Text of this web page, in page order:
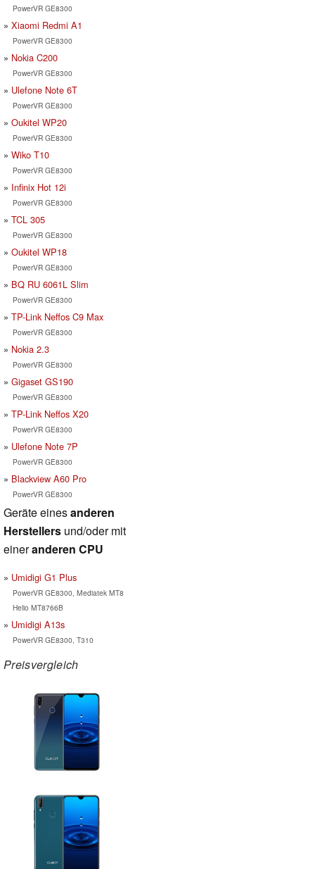
PowerVR GE8300
Xiaomi Redmi A1
PowerVR GE8300
Nokia C200
PowerVR GE8300
Ulefone Note 6T
PowerVR GE8300
Oukitel WP20
PowerVR GE8300
Wiko T10
PowerVR GE8300
Infinix Hot 12i
PowerVR GE8300
TCL 305
PowerVR GE8300
Oukitel WP18
PowerVR GE8300
BQ RU 6061L Slim
PowerVR GE8300
TP-Link Neffos C9 Max
PowerVR GE8300
Nokia 2.3
PowerVR GE8300
Gigaset GS190
PowerVR GE8300
TP-Link Neffos X20
PowerVR GE8300
Ulefone Note 7P
PowerVR GE8300
Blackview A60 Pro
PowerVR GE8300
Geräte einesanderen
Herstellers und/oder mit
eineranderen CPU
Umidigi G1 Plus
PowerVR GE8300, Mediatek MT8
Helio MT8766B
Umidigi A13s
PowerVR GE8300, T310
Preisvergleich